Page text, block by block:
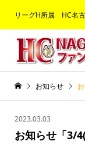
リーグH所属 HC名
お知らせ
2023.03.03
お知らせ「3/